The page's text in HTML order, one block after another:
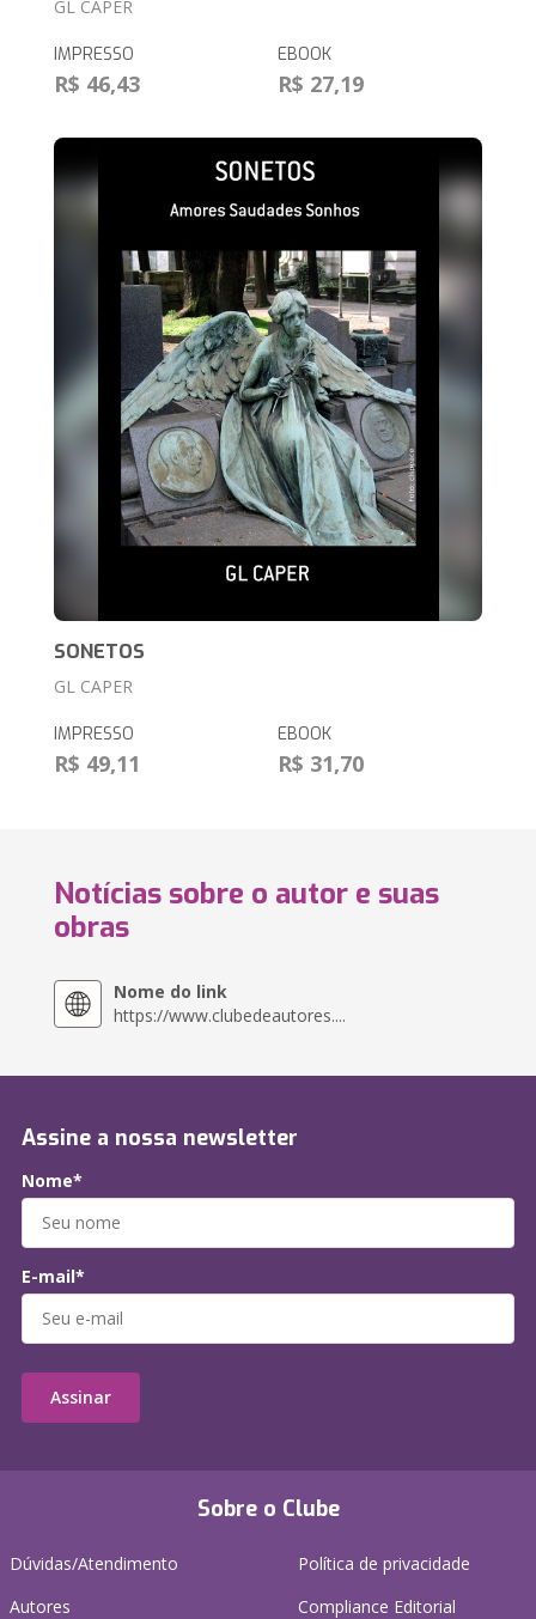
GL CAPER
IMPRESSO
R$ 46,43
EBOOK
R$ 27,19
SONETOS
GL CAPER
IMPRESSO
R$ 49,11
EBOOK
R$ 31,70
Notícias sobre o autor e suas
obras
Nome do link
https://www.clubedeautores....
Sobre o Clube
Dúvidas/Atendimento
Autores
Política de privacidade
Compliance Editorial
Assine a nossa newsletter
Nome*
E-mail*
Assinar